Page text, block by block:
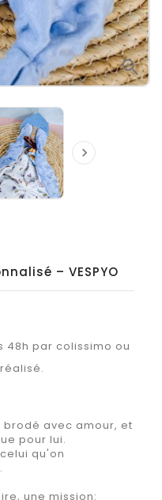


– VESPYO
48h par colissimo ou
brodé avec amour, et
pour lui.
qu'on
une mission: